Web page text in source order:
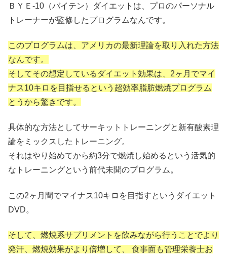
ＢＹＥ-10（バイテン）ダイエットは、プロのパーソナル
トレーナーが監修したプログラムなんです。
このプログラムは、アメリカの最新理論を取り入れた方法
なんです。
そしてその想定しているダイエット効果は、2ヶ月でマイ
ナス10キロを目指せるという超効率脂肪燃焼プログラム
とうから驚きです。
具体的な方法としてサーキットトレーニングと新有酸素理
論をミックスしたトレーニング。
それはやり始めてから約3分で燃焼し始めるという活気的
なトレーニングという前代未聞のプログラム。
この2ヶ月間でマイナス10キロを目指すというダイエット
DVD。
そして、燃焼系サプリメントを飲みながら行うことでより
発汗、燃焼効果がより倍増して、 食事面も管理栄養士お